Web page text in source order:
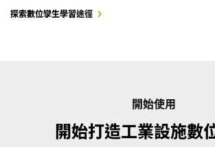
探索數位孿生學習途徑
開始使用
開始打造工業設施數